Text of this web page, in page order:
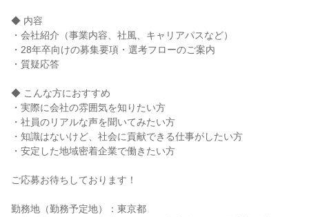
◆ 内容
・会社紹介（事業内容、社風、キャリアパスなど）
・28年卒向けの募集要項・選考フローのご案内
・質疑応答
◆ こんな方におすすめ
・実際に会社の雰囲気を知りたい方
・社員のリアルな声を聞いてみたい方
・知識はないけど、社会に貢献できる仕事がしたい方
・安定した地域密着企業で働きたい方
ご応募お待ちしております！
勤務地（勤務予定地）：東京都